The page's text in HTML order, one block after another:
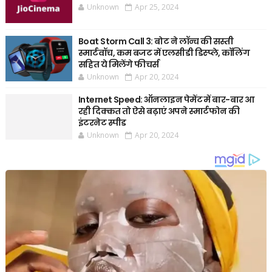
Unknown Apr 25, 2024
Boat Storm Call 3: बोट ने लॉन्च की सस्ती
स्मार्टवॉच, कम बजट में एलसीडी डिस्प्ले, कॉलिंग
सहित ये मिलेंगे फीचर्स
Unknown Apr 20, 2024
Internet Speed: ऑनलाइन पेमेंट में बार-बार आ
रही दिक्कत तो ऐसे बढ़ाएं अपने स्मार्टफोन की
इंटरनेट स्पीड
Unknown Apr 20, 2024